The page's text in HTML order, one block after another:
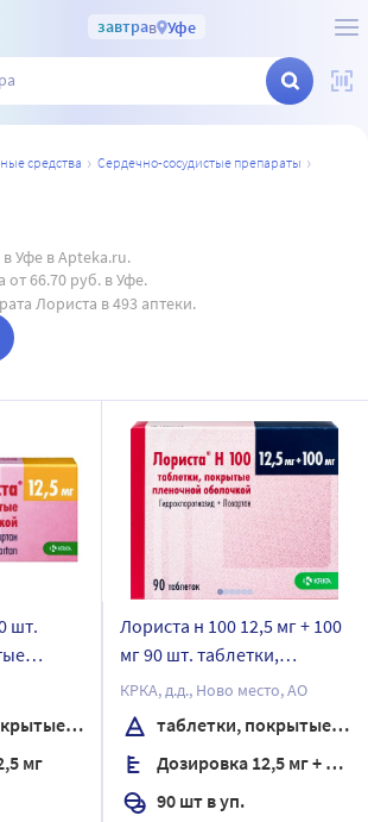
завтрав Уфе
средства
сердечно-сосудистые препараты
Уфе в Apteka.ru.
от 66.70 руб. в Уфе.
Лориста в 493 аптеки.
шт.
оболочкой
мг
Лориста н 100 12,5 мг + 100
мг 90 шт. таблетки,
покрытые пленочной
оболочкой
КРКА, д.д., Ново место, АО
таблетки, покрытые пленочной оболочкой
Дозировка 12,5 мг + 100 мг
90 шт в уп.